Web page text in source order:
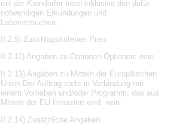
mit der Krondorfer Insel inklusive den dafür
notwendigen Erkundungen und
Laborversuchen.
II.2.5) Zuschlagskriterien Preis
II.2.11) Angaben zu Optionen Optionen: nein
II.2.13) Angaben zu Mitteln der Europäischen
Union Der Auftrag steht in Verbindung mit
einem Vorhaben und/oder Programm, das aus
Mitteln der EU finanziert wird: nein
II.2.14) Zusätzliche Angaben